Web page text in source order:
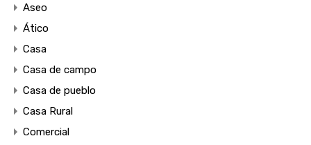
Aseo
Ático
Casa
Casa de campo
Casa de pueblo
Casa Rural
Comercial